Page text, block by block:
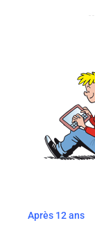
Après 12 ans